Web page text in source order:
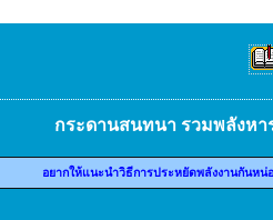
กระดานสนทนา รวมพลังหา
อยากให้แนะนำวิธีการประหยัดพลังงานกันหน่